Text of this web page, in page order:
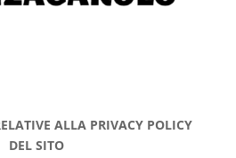
ALLA PRIVACY POLICY
DEL SITO